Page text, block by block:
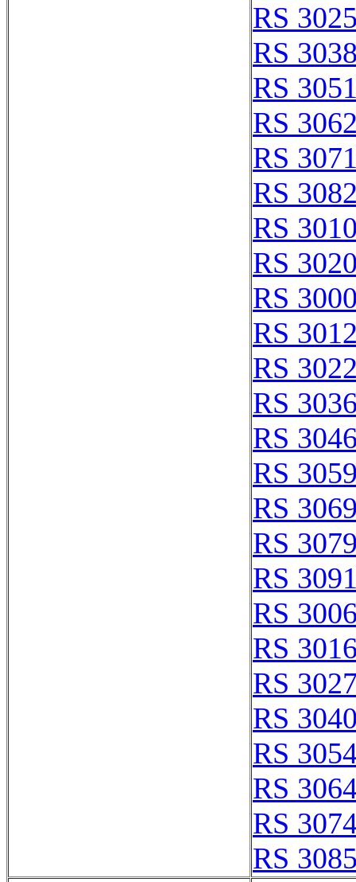
RS
RS
RS
RS
RS
RS
RS
RS
RS
RS
RS
RS
RS
RS
RS
RS
RS
RS
RS
RS
RS
RS
RS
RS
RS